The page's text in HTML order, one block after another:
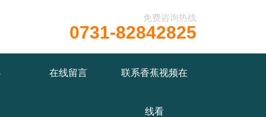
免费咨询热线
0731-82842825
在线留言 联系香蕉视频在
线看